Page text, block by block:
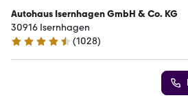
Autohaus Isernhagen GmbH & Co. KG
30916 Isernhagen
4.5 Sterne
(1028)